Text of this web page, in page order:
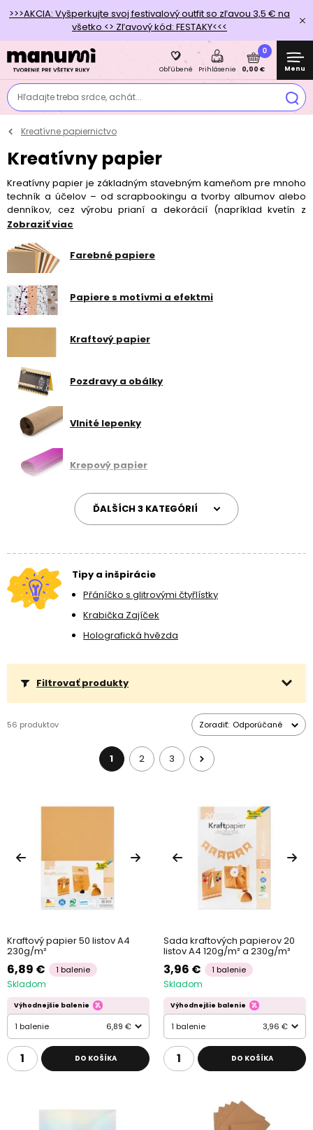
>>>AKCIA: Vyšperkujte svoj festivalový outfit so zľavou 3,5 € na
všetko <> Zľavový kód: FESTAKY<<<
Hľadajte treba srdce, achát...
Obľúbené Prihlásenie
0
0,00 € Menu
Kreatívne papiernictvo
Kreatívny papier
Kreatívny papier je základným stavebným kameňom pre mnoho
techník a účelov – od scrapbookingu a tvorby albumov alebo
denníkov, cez výrobu prianí a dekorácií (napríklad kvetín z
hodvábneho papiera), až po balenie darčekov. V tejto kategórii
vzorov, vďaka ktorým sa môžete do všetkých týchto projektov
Prezrite si tiež sekciu Všetko pre kreatívne papiernictvo, kde
nájdete okrem papiera aj ďalšie praktické pomôcky, rady a tipy.
Návody na tvorenie s papierom nájdete tu.
Zobraziť viac
Tipy a inšpirácie
Přáníčko s glitrovými čtyřlístky
Krabička Zajíček
Holografická hvězda
Farebné papiere
Papiere s motívmi a efektmi
Kraftový papier
Pozdravy a obálky
Vlnité lepenky
Krepový papier
ĎALŠÍCH 3 KATEGÓRIÍ
Filtrovať produkty
56 produktov Zoradiť: Odporúčané
1 2 3
Kraftový papier 50 listov A4
230g/m²
6,89 € 1 balenie
Skladom
Výhodnejšie balenie
1 balenie 6,89 €
DO KOŠÍKA
Sada kraftových papierov 20
listov A4 120g/m² a 230g/m²
3,96 € 1 balenie
Skladom
Výhodnejšie balenie
1 balenie 3,96 €
DO KOŠÍKA